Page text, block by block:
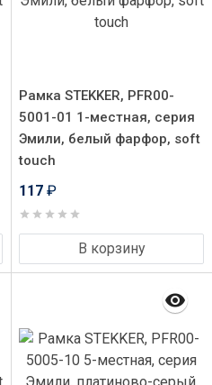
Рамка STEKKER, PFR00-
5001-01 1-местная, серия
Эмили, белый фарфор, soft
touch
117 ₽
В корзину